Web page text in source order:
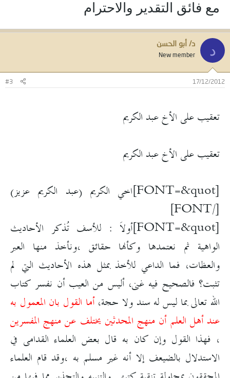
مع فائق التقدير والاحترام
د د/ أبو الحسن
New member
17/12/2012
#3
تعقيب على الأخ عبد الكريم
تعقيب على الأخ عبد الكريم
[FONT=&quot]اخي الكريم (عبد الكريم عزيز)
[/FONT]
[FONT=&quot]أولاَ : للأسف تُذكر الأحاديث
الواهية ثم نعتمدها وكأنها حقائق ،ونأخذ منها العبر
والعظات، فما الداعي للأخذ بمثل هذه الأحاديث التي لم
تثبت؟ فالصحيح فيه غنى، أليس من العيب أن نفسر كتاب
الله تعالى بما ليس له سند ولا حجة،أما القول بان المعمول به
عند أهل العلم أن منهج المحدثين يختلف عن منهج المفسرين
، فهذا القول وإن كان به قال بعض العلماء القدامى في
الاستدلال بالضيعف إلا أنه غير مسلم به ،وقد قام العلماء